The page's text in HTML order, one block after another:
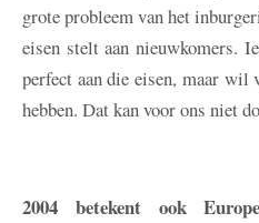
grote probleem van het
eisen stelt aan nieuwkomers.
perfect aan die eisen, maar wil
hebben. Dat kan voor ons niet
2004 betekent ook